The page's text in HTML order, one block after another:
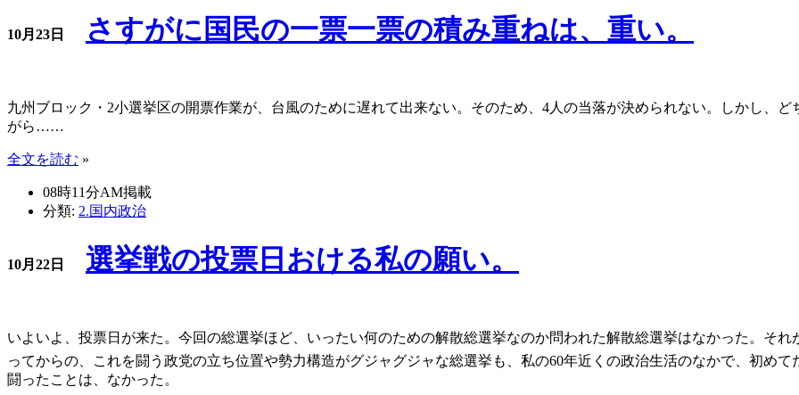
10月23日 さすがに国民の一票一票の積み重ねは、重い。
九州ブロック・2小選挙区の開票作業が、台風のために遅れて出来ない。そのため、4人の当落が決められない。しかし、
がら……
全文を読む »
08時11分AM掲載
分類: 2.国内政治
10月22日 選挙戦の投票日おける私の願い。
いよいよ、投票日が来た。今回の総選挙ほど、いったい何のための解散総選挙なのか問われた解散総選挙はなかった。そ
ってからの、これを闘う政党の立ち位置や勢力構造がグジャグジャな総選挙も、私の60年近くの政治生活のなかで、初め
闘ったことは、なかった。